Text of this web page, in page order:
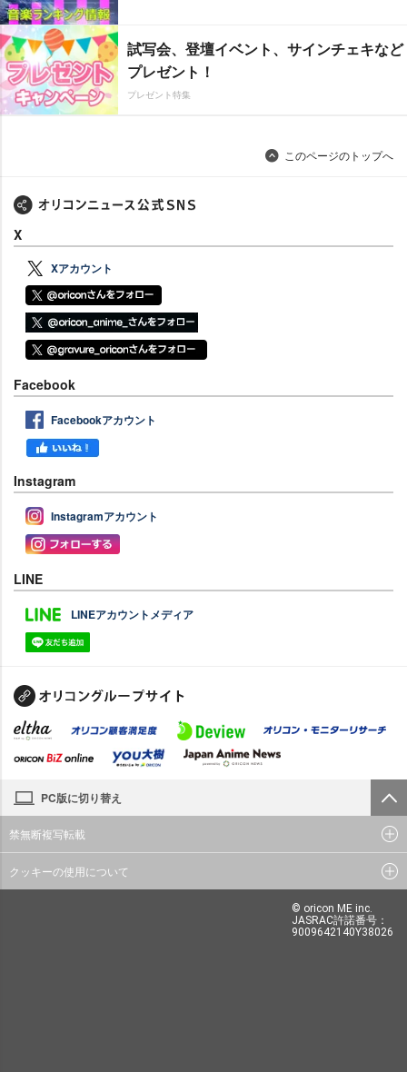
試写会、登壇イベント、サインチェキなど
プレゼント！
プレゼント特集
このページのトップへ
X
Xアカウント
Facebook
Facebookアカウント
Instagram
Instagramアカウント
LINE
LINEアカウントメディア
PC版に切り替え
禁無断複写転載
クッキーの使用について
© oricon ME inc.
JASRAC許諾番号：
9009642140Y38026